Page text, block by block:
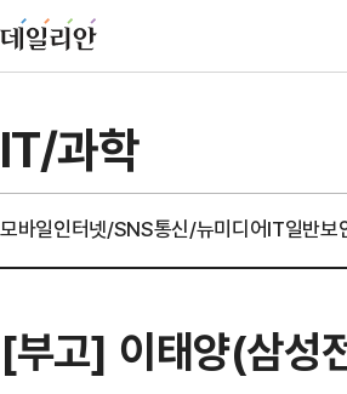
IT/과학
모바일인터넷/SNS통신/뉴미디어IT일반보
[부고] 이태양(삼성